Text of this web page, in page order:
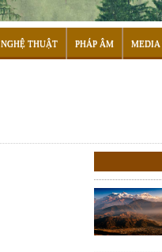
NGHỆ THUẬT PHÁP ÂM